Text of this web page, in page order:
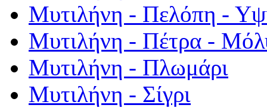
Μυτιλήνη - Πελόπη -
Μυτιλήνη - Πέτρα -
Μυτιλήνη - Πλωμάρι
Μυτιλήνη - Σίγρι